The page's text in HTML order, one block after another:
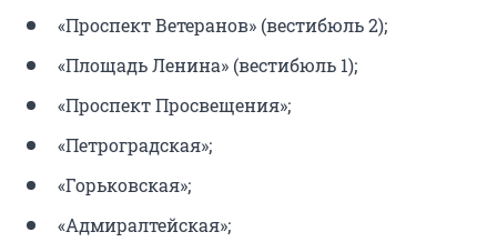
«Проспект Ветеранов» (вестибюль 2);
«Площадь Ленина» (вестибюль 1);
«Проспект Просвещения»;
«Петроградская»;
«Горьковская»;
«Адмиралтейская»;